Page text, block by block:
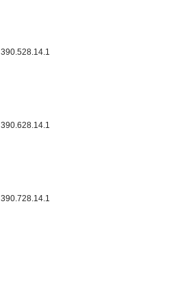
390.528.14.1
390.628.14.1
390.728.14.1